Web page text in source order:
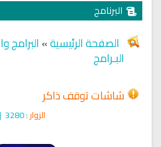
البرنامج
الصفحة الرئيسية»البرامج
البـرامج
شاشات توقف ذاكر
الزوار: 3280
|